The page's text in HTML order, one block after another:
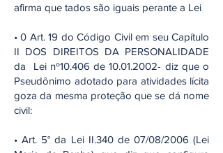
afirma que tados são iguais perante a Lei
• 0 Art. 19 do Código Civil em seu Capítulo
II DOS DIREITOS DA PERSONALIDADE
da Lei nº10.406 de 10.01.2002- diz que o
Pseudônimo adotado para atividades lícita
goza da mesma proteção que se dá nome
civil:
• Art. 5° da Lei II.340 de 07/08/2006 (Lei